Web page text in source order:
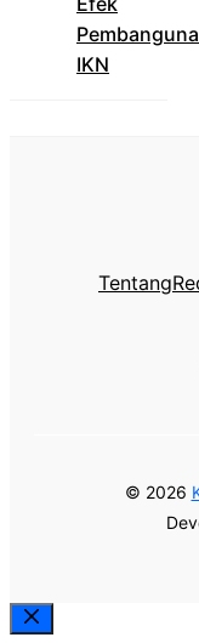
IKN
Tentang
© 2026